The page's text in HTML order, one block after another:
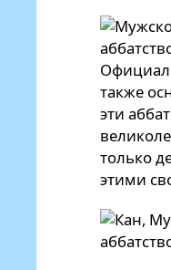
также
эти
только
этими